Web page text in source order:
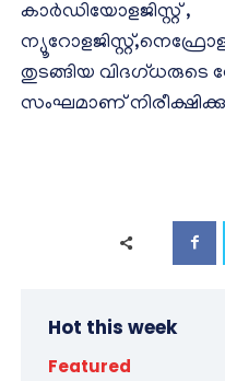
കാർഡിയോളജിസ്റ്റ് ,
തുടങ്ങിയ വിദഗ്ധരുടെ
സംഘമാണ്
Hot this week
Featured